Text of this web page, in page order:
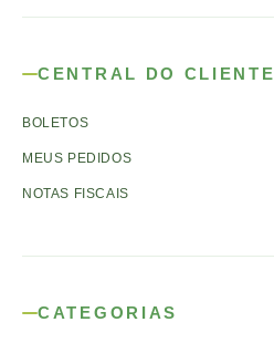
CENTRAL DO CLIENTE
BOLETOS
MEUS PEDIDOS
NOTAS FISCAIS
CATEGORIAS